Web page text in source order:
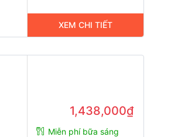
XEM CHI TIẾT
1,438,000₫
Miễn phí bữa sáng